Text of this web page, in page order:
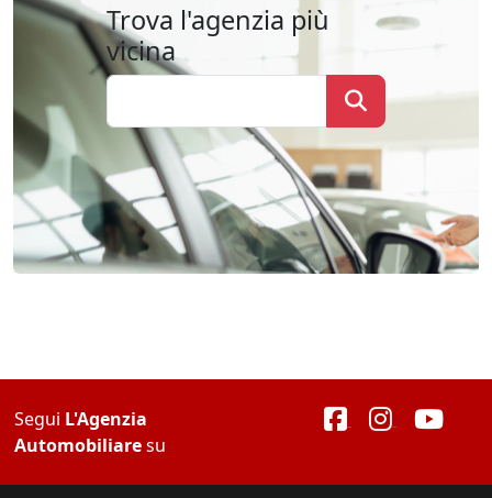
Trova l'agenzia più
vicina
Segui L'Agenzia
Automobiliaresu